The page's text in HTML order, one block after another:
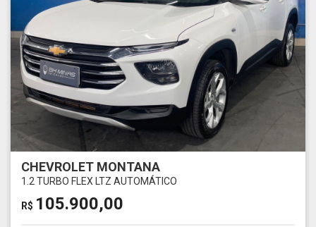
CHEVROLET MONTANA
1.2 TURBO FLEX LTZ AUTOMÁTICO
R$ 105.900,00